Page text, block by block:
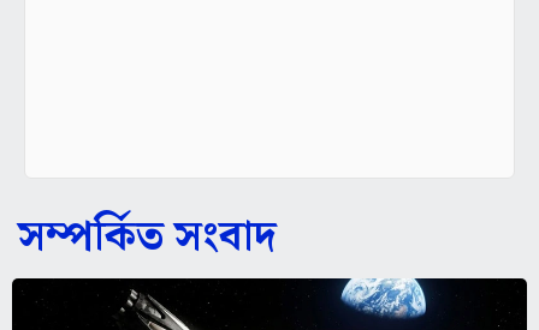
সম্পর্কিত সংবাদ